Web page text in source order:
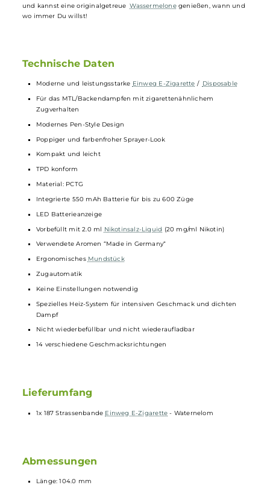
Geschmacksrichtung haben eine persönliche Note der einzelnen
Mitglieder der Rap-Crew, wodurch sie alles andere als gewöhnlich
Wassermeloneim Mittelpunkt, die zu Recht zu den beliebtesten
ihrer herrlichen Saftigkeit weckt sie bei jedem Zug die pure
Sommerlaune und sorgt für die ultimative Erfrischung. Mit
Waternelom hast Du den Sommer immer griffbereit in Deiner Hand
wo immer Du willst!
Technische Daten
Kompakt und leicht
TPD konform
Material: PCTG
Integrierte 550 mAh Batterie für bis zu 600 Züge
Ergonomisches
Zugautomatik
Dampf
Nicht wiederbefüllbar und nicht wiederaufladbar